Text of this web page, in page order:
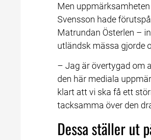
Men
Svensson hade
Matrundan Österlen –
utländsk mässa gjorde
– Jag är övertygad om
den här mediala
klart att vi ska få ett
tacksamma över den
Dessa ställer ut